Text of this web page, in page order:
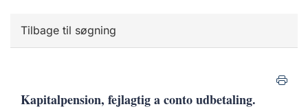
Tilbage til søgning
Kapitalpension, fejlagtig a conto udbetaling.